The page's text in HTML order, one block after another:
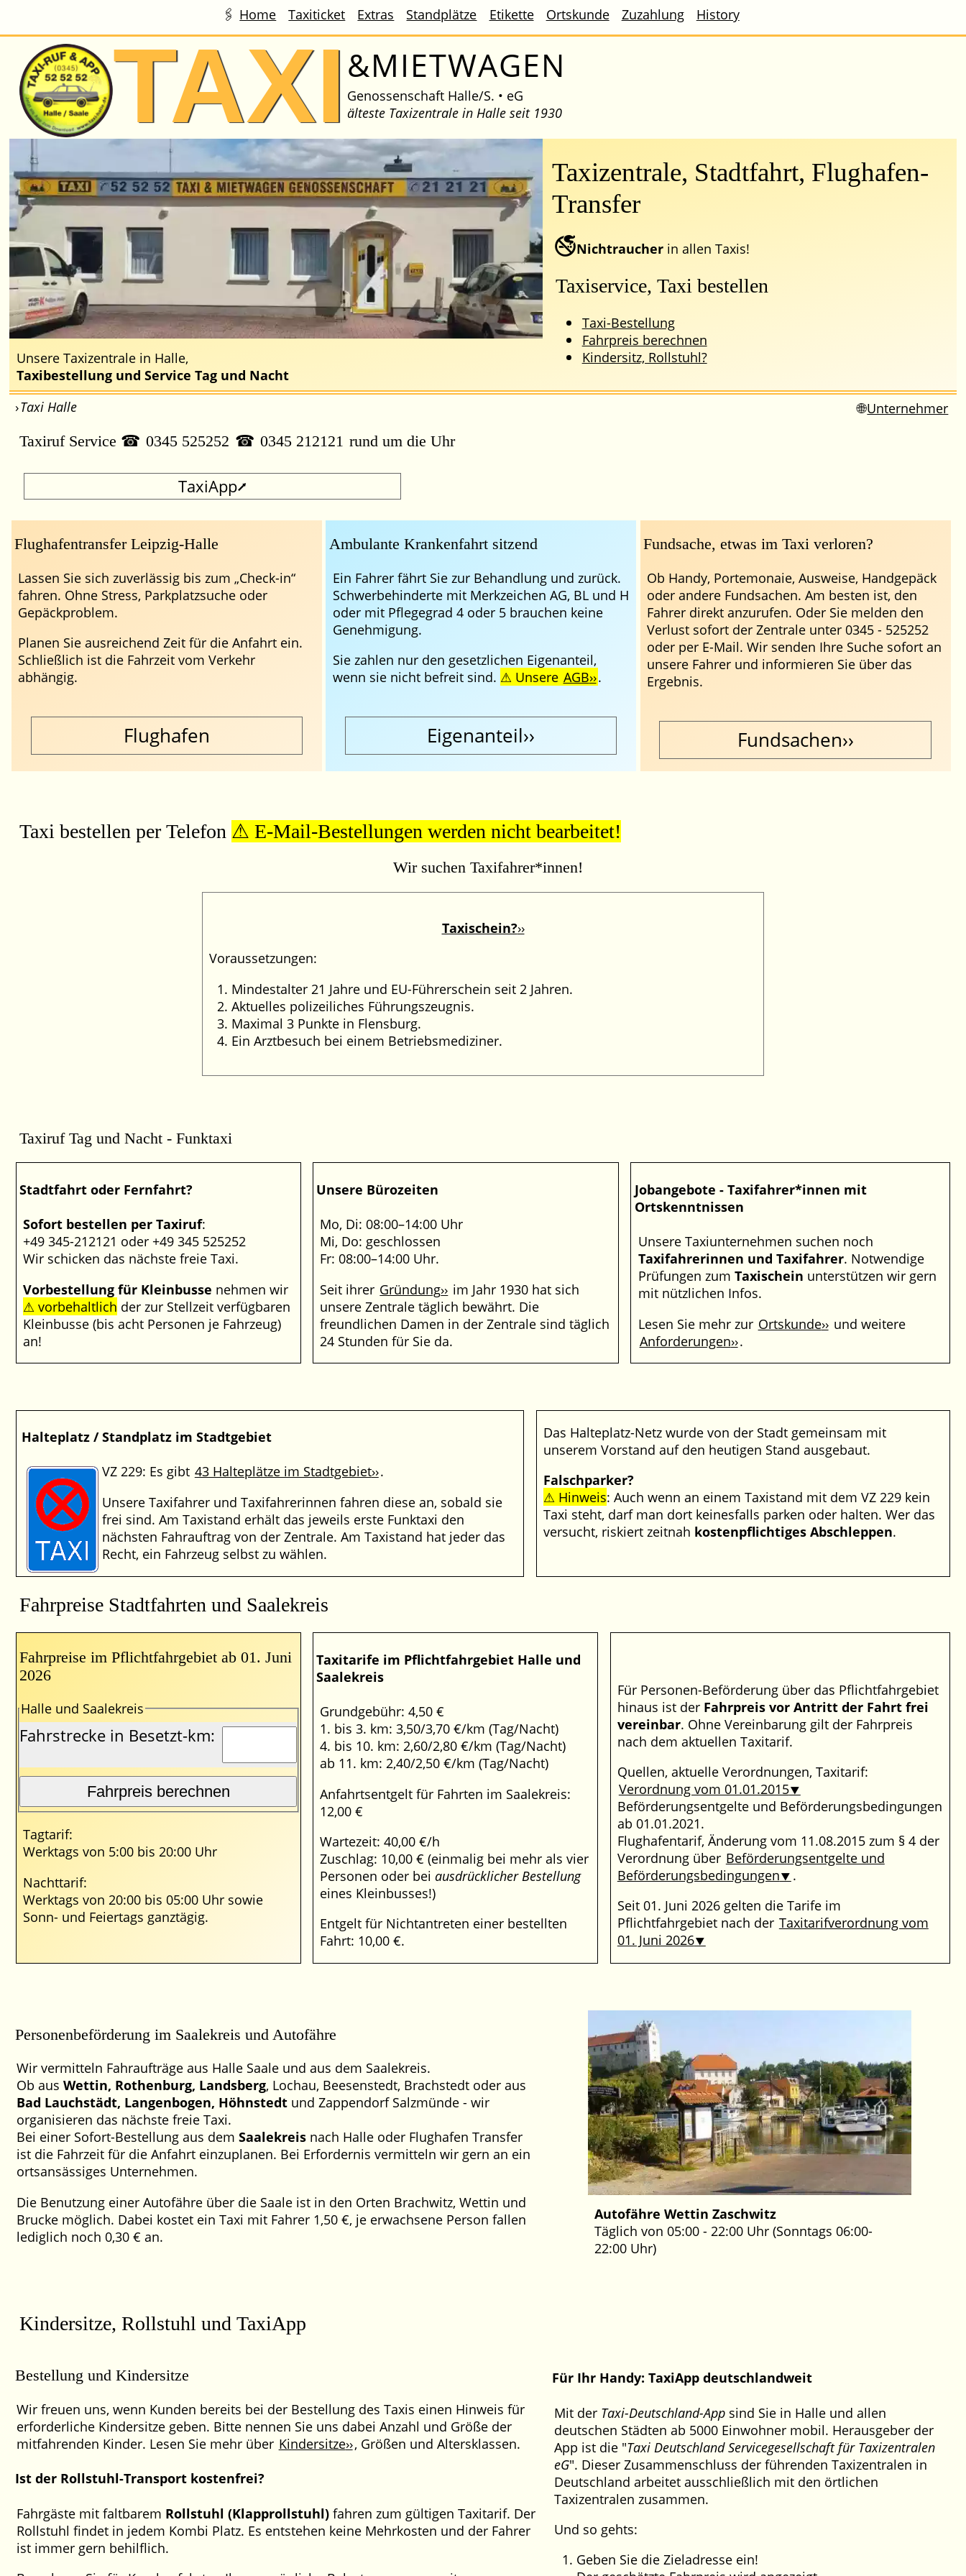
TAXI&MIETWAGEN
Genossenschaft Halle/S. • eG
älteste Taxizentrale in Halle seit 1930
Unsere Taxizentrale in Halle,
Taxibestellung und Service Tag und Nacht
Taxizentrale, Stadtfahrt, Flughafen-
Transfer
Nichtraucher in allen Taxis!
Taxiservice, Taxi bestellen
Taxi-Bestellung
Fahrpreis berechnen
Kindersitz, Rollstuhl?
Home Taxiticket Extras Standplätze Etikette Ortskunde Zuzahlung History
Taxi Halle Unternehmer
Taxiruf Service 0345 525252 0345 212121 rund um die Uhr
TaxiApp
Flughafentransfer Leipzig-Halle
Lassen Sie sich zuverlässig bis zum Check-in
fahren. Ohne Stress, Parkplatzsuche oder
Gepäckproblem.
Planen Sie ausreichend Zeit für die Anfahrt ein.
Schließlich ist die Fahrzeit vom Verkehr
abhängig.
Flughafen
Ambulante Krankenfahrt sitzend
Ein Fahrer fährt Sie zur Behandlung und zurück.
Schwerbehinderte mit Merkzeichen AG, BL und H
oder mit Pflegegrad 4 oder 5 brauchen keine
Genehmigung.
Sie zahlen nur den gesetzlichen Eigenanteil,
wenn sie nicht befreit sind.
Unsere AGB .
Eigenanteil
Fundsache, etwas im Taxi verloren?
Ob Handy, Portemonaie, Ausweise, Handgepäck
oder andere Fundsachen. Am besten ist, den
Fahrer direkt anzurufen. Oder Sie melden den
Verlust sofort der Zentrale unter 0345 - 525252
oder per E-Mail. Wir senden Ihre Suche sofort an
unsere Fahrer und informieren Sie über das
Ergebnis.
Fundsachen
Taxi bestellen per Telefon E-Mail-Bestellungen werden nicht bearbeitet!
Wir suchen Taxifahrer*innen!
Taxischein?
Voraussetzungen:
Mindestalter 21 Jahre und EU-Führerschein seit 2 Jahren.
Aktuelles polizeiliches Führungszeugnis.
Maximal 3 Punkte in Flensburg.
Ein Arztbesuch bei einem Betriebsmediziner.
Taxiruf Tag und Nacht - Funktaxi
Stadtfahrt oder Fernfahrt?
Sofort bestellen per Taxiruf:
+49 345-212121 oder +49 345 525252
Wir schicken das nächste freie Taxi.
Vorbestellung für Kleinbusse nehmen wir
vorbehaltlich der zur Stellzeit verfügbaren
Kleinbusse (bis acht Personen je Fahrzeug)
an!
Unsere Bürozeiten
Mo, Di: 08:00–14:00 Uhr
Mi, Do: geschlossen
Fr: 08:00–14:00 Uhr.
Seit ihrer Gründung
im Jahr 1930 hat sich
unsere Zentrale täglich bewährt. Die
freundlichen Damen in der Zentrale sind täglich
24 Stunden für Sie da.
Jobangebote - Taxifahrer*innen mit
Ortskenntnissen
Unsere Taxiunternehmen suchen noch
Taxifahrerinnen und Taxifahrer. Notwendige
Prüfungen zum Taxischein unterstützen wir gern
mit nützlichen Infos.
Lesen Sie mehr zur Ortskunde
und weitere
Anforderungen .
Halteplatz / Standplatz im Stadtgebiet
VZ 229: Es gibt 43 Halteplätze im Stadtgebiet .
Unsere Taxifahrer und Taxifahrerinnen fahren diese an, sobald sie
frei sind. Am Taxistand erhält das jeweils erste Funktaxi den
nächsten Fahrauftrag von der Zentrale. Am Taxistand hat jeder das
Recht, ein Fahrzeug selbst zu wählen.
Das Halteplatz-Netz wurde von der Stadt gemeinsam mit
unserem Vorstand auf den heutigen Stand ausgebaut.
Falschparker?
Hinweis: Auch wenn an einem Taxistand mit dem VZ 229 kein
Taxi steht, darf man dort keinesfalls parken oder halten. Wer das
versucht, riskiert zeitnah kostenpflichtiges Abschleppen.
Fahrpreise Stadtfahrten und Saalekreis
Fahrpreise im Pflichtfahrgebiet ab 01. Juni
2026
Halle und Saalekreis
Fahrstrecke in Besetzt-km:
Fahrpreis berechnen
Tagtarif:
Werktags von 5:00 bis 20:00 Uhr
Nachttarif:
Werktags von 20:00 bis 05:00 Uhr sowie
Sonn- und Feiertags ganztägig.
Taxitarife im Pflichtfahrgebiet Halle und
Saalekreis
Grundgebühr: 4,50 €
1. bis 3. km: 3,50/3,70 €/km (Tag/Nacht)
4. bis 10. km: 2,60/2,80 €/km (Tag/Nacht)
ab 11. km: 2,40/2,50 €/km (Tag/Nacht)
Anfahrtsentgelt für Fahrten im Saalekreis:
12,00 €
Wartezeit: 40,00 €/h
Zuschlag: 10,00 € (einmalig bei mehr als vier
Personen oder beiausdrücklicher Bestellung
eines Kleinbusses!)
Entgelt für Nichtantreten einer bestellten
Fahrt: 10,00 €.
Für Personen-Beförderung über das Pflichtfahrgebiet
hinaus ist der Fahrpreis vor Antritt der Fahrt frei
vereinbar. Ohne Vereinbarung gilt der Fahrpreis
nach dem aktuellen Taxitarif.
Quellen, aktuelle Verordnungen, Taxitarif:
Verordnung vom 01.01.2015
Beförderungsentgelte und Beförderungsbedingungen
ab 01.01.2021.
Flughafentarif, Änderung vom 11.08.2015 zum § 4 der
Verordnung über Beförderungsentgelte und
Beförderungsbedingungen
.
Seit 01. Juni 2026 gelten die Tarife im
Pflichtfahrgebiet nach der Taxitarifverordnung vom
01. Juni 2026
Personenbeförderung im Saalekreis und Autofähre
Wir vermitteln Fahraufträge aus Halle Saale und aus dem Saalekreis.
Ob aus Wettin, Rothenburg, Landsberg, Lochau, Beesenstedt, Brachstedt oder aus
Bad Lauchstädt, Langenbogen, Höhnstedtund Zappendorf Salzmünde - wir
organisieren das nächste freie Taxi.
Bei einer Sofort-Bestellung aus dem Saalekreisnach Halle oder Flughafen Transfer
ist die Fahrzeit für die Anfahrt einzuplanen. Bei Erfordernis vermitteln wir gern an ein
ortsansässiges Unternehmen.
Die Benutzung einer Autofähre über die Saale ist in den Orten Brachwitz, Wettin und
Brucke möglich. Dabei kostet ein Taxi mit Fahrer 1,50 €, je erwachsene Person fallen
lediglich noch 0,30 € an.
Autofähre Wettin Zaschwitz
Täglich von 05:00 - 22:00 Uhr (Sonntags 06:00-
22:00 Uhr)
Kindersitze, Rollstuhl und TaxiApp
Bestellung und Kindersitze
Wir freuen uns, wenn Kunden bereits bei der Bestellung des Taxis einen Hinweis für
erforderliche Kindersitze geben. Bitte nennen Sie uns dabei Anzahl und Größe der
mitfahrenden Kinder. Lesen Sie mehr über Kindersitze , Größen und Altersklassen.
Ist der Rollstuhl-Transport kostenfrei?
Fahrgäste mit faltbarem Rollstuhl (Klapprollstuhl)fahren zum gültigen Taxitarif. Der
Rollstuhl findet in jedem Kombi Platz. Es entstehen keine Mehrkosten und der Fahrer
ist immer gern behilflich.
Für Ihr Handy: TaxiApp deutschlandweit
Mit der Taxi-Deutschland-App sind Sie in Halle und allen
deutschen Städten ab 5000 Einwohner mobil. Herausgeber der
App ist die "Taxi Deutschland Servicegesellschaft für Taxizentralen
eG". Dieser Zusammenschluss der führenden Taxizentralen in
Deutschland arbeitet ausschließlich mit den örtlichen
Taxizentralen zusammen.
Und so gehts:
Geben Sie die Zieladresse ein!